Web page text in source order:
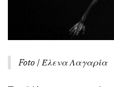
Foto | Έλενα Λαγαρία